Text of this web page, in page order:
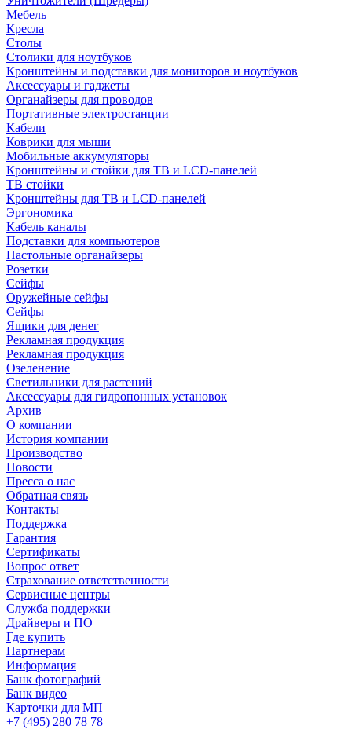
Мебель
Кресла
Столы
Столики для ноутбуков
Кронштейны и подставки для мониторов и ноутбуков
Аксессуары и гаджеты
Органайзеры для проводов
Портативные электростанции
Кабели
Коврики для мыши
Мобильные аккумуляторы
Кронштейны и стойки для ТВ и LCD-панелей
ТВ стойки
Кронштейны для ТВ и LCD-панелей
Эргономика
Кабель каналы
Подставки для компьютеров
Настольные органайзеры
Розетки
Сейфы
Оружейные сейфы
Сейфы
Ящики для денег
Рекламная продукция
Рекламная продукция
Озеленение
Светильники для растений
Аксессуары для гидропонных установок
Архив
О компании
История компании
Производство
Новости
Пресса о нас
Обратная связь
Контакты
Поддержка
Гарантия
Сертификаты
Вопрос ответ
Страхование ответственности
Сервисные центры
Служба поддержки
Драйверы и ПО
Где купить
Партнерам
Информация
Банк фотографий
Банк видео
Карточки для МП
+7 (495) 280 78 78